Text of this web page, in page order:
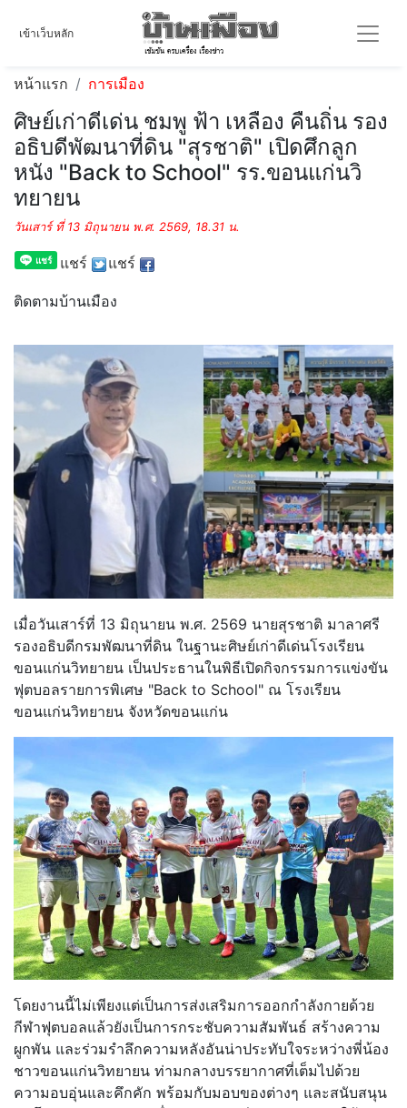
เข้าเว็บหลัก
หน้าแรก การเมือง
ศิษย์เก่าดีเด่น ชมพู ฟ้า เหลือง คืนถิ่น รอง
อธิบดีพัฒนาที่ดิน "สุรชาติ" เปิดศึกลูก
หนัง "Back to School" รร.ขอนแก่นวิ
ทยายน
วันเสาร์ ที่ 13 มิถุนายน พ.ศ. 2569, 18.31 น.
แชร์ แชร์
ติดตามบ้านเมือง
เมื่อวันเสาร์ที่ 13 มิถุนายน พ.ศ. 2569 นายสุรชาติ มาลาศรี
รองอธิบดีกรมพัฒนาที่ดิน ในฐานะศิษย์เก่าดีเด่นโรงเรียน
ขอนแก่นวิทยายน เป็นประธานในพิธีเปิดกิจกรรมการแข่งขัน
ฟุตบอลรายการพิเศษ "Back to School" ณ โรงเรียน
ขอนแก่นวิทยายน จังหวัดขอนแก่น
โดยงานนี้ไม่เพียงแต่เป็นการส่งเสริมการออกกำลังกายด้วย
กีฬาฟุตบอลแล้วยังเป็นการกระชับความสัมพันธ์ สร้างความ
ผูกพัน และร่วมรำลึกความหลังอันน่าประทับใจระหว่างพี่น้อง
ชาวขอนแก่นวิทยายน ท่ามกลางบรรยากาศที่เต็มไปด้วย
ความอบอุ่นและคึกคัก พร้อมกับมอบของต่างๆ และสนับสนุน